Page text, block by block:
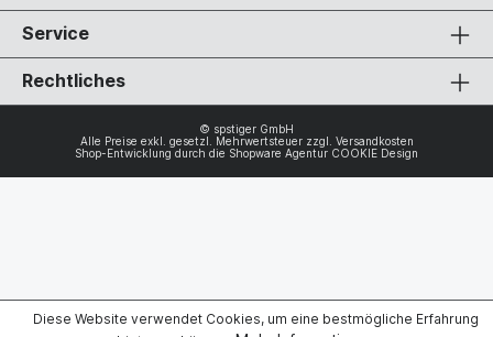
Service
Rechtliches
© spstiger GmbH
Alle Preise exkl. gesetzl. Mehrwertsteuer zzgl. Versandkosten
Shop-Entwicklung durch die Shopware Agentur COOKIE Design
Diese Website verwendet Cookies, um eine bestmögliche Erfahrung